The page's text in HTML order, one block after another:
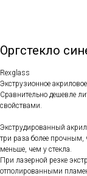
Оргстекло
Rexglass
Экструзионное
Сравнительно дешевле
свойствами.
Экструдированный
три раза более прочным,
меньше, чем у стекла.
При лазерной резке
отполированными